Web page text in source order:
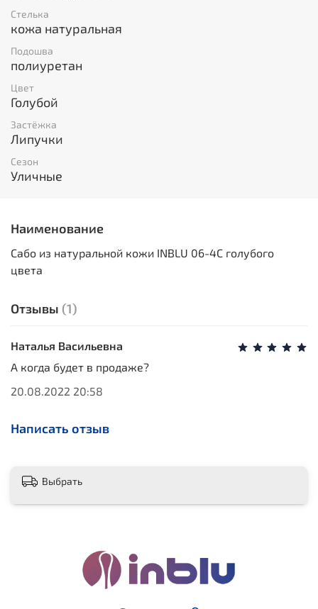
Стелька
кожа натуральная
Подошва
полиуретан
Цвет
Голубой
Застёжка
Липучки
Сезон
Уличные
Наименование
Сабо из натуральной кожи INBLU 06-4C голубого
цвета
Отзывы (1)
Наталья Васильевна
А когда будет в продаже?
20.08.2022 20:58
Написать отзыв
Выбрать